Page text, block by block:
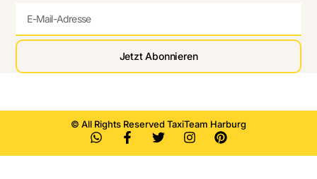
Jetzt Abonnieren
© All Rights Reserved TaxiTeam Harburg